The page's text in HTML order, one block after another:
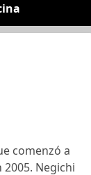
comenzó a
Negichi